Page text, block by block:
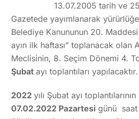
13.07.2005 tarih ve
Gazetede yayımlanarak
Belediye Kanununun 20.
ayın ilk haftası” toplanacak olan
Meclisinin, 8. Seçim Dönemi 4.
Şubatayı toplantıları yapılacaktır.
2022yılı Şubat ayı
07.02.2022 Pazartesi günü